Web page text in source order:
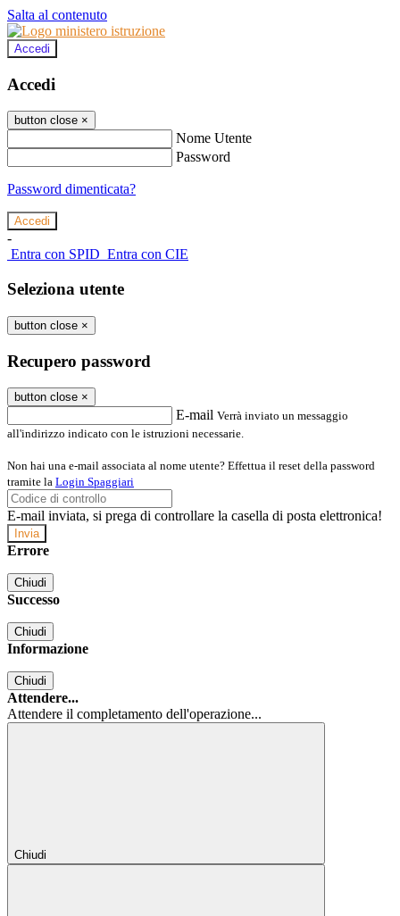
Salta al contenuto
Accedi
Accedi
button close ×
Nome Utente
Password
Password dimenticata?
-
Entra con SPID Entra con CIE
Seleziona utente
button close ×
Recupero password
button close ×
E-mail Verrà inviato un messaggio
all'indirizzo indicato con le istruzioni necessarie.
Non hai una e-mail associata al nome utente? Effettua il reset della password
tramite la Login Spaggiari
E-mail inviata, si prega di controllare la casella di posta elettronica!
Errore
Chiudi
Successo
Chiudi
Informazione
Chiudi
Attendere...
Attendere il completamento dell'operazione...
Chiudi